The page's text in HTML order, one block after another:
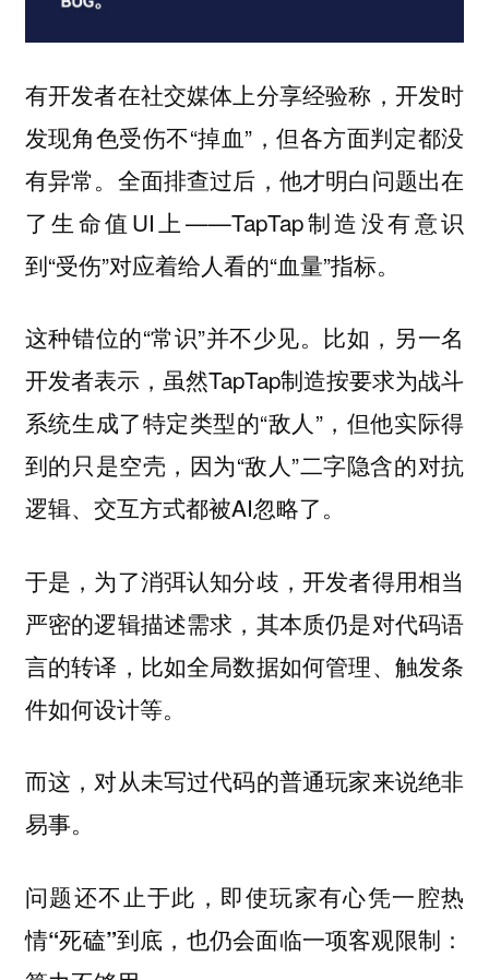
有开发者在社交媒体上分享经验称，开发时
发现角色受伤不“掉血”，但各方面判定都没
有异常。全面排查过后，他才明白问题出在
了生命值UI上——TapTap制造没有意识
到“受伤”对应着给人看的“血量”指标。
这种错位的“常识”并不少见。比如，另一名
开发者表示，虽然TapTap制造按要求为战斗
系统生成了特定类型的“敌人”，但他实际得
到的只是空壳，因为“敌人”二字隐含的对抗
逻辑、交互方式都被AI忽略了。
于是，为了消弭认知分歧，开发者得用相当
严密的逻辑描述需求，其本质仍是对代码语
言的转译，比如全局数据如何管理、触发条
件如何设计等。
而这，对从未写过代码的普通玩家来说绝非
易事。
问题还不止于此，即使玩家有心凭一腔热
情“死磕”到底，也仍会面临一项客观限制：